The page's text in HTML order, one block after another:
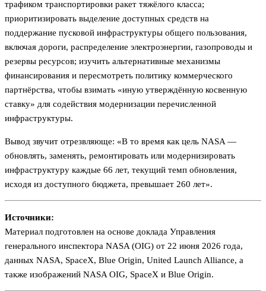
трафиком транспортировки ракет тяжёлого класса;
приоритизировать выделение доступных средств на
поддержание пусковой инфраструктуры общего пользования,
включая дороги, распределение электроэнергии, газопроводы и
резервы ресурсов; изучить альтернативные механизмы
финансирования и пересмотреть политику коммерческого
партнёрства, чтобы взимать «иную утверждённую косвенную
ставку» для содействия модернизации перечисленной
инфраструктуры.
Вывод звучит отрезвляюще: «В то время как цель NASA —
обновлять, заменять, ремонтировать или модернизировать
инфраструктуру каждые 66 лет, текущий темп обновления,
исходя из доступного бюджета, превышает 260 лет».
Источники:
Материал подготовлен на основе доклада Управления
генерального инспектора NASA (OIG) от 22 июня 2026 года,
данных NASA, SpaceX, Blue Origin, United Launch Alliance, а
также изображений NASA OIG, SpaceX и Blue Origin.